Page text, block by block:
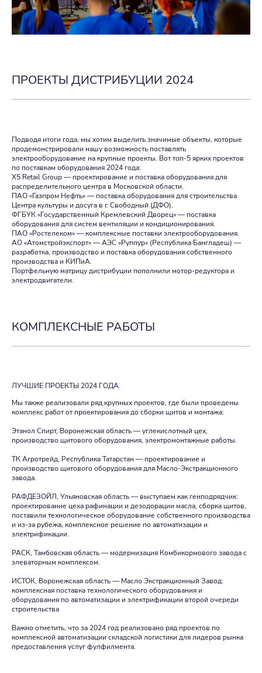
ПРОЕКТЫ ДИСТРИБУЦИИ 2024
Подводя итоги года, мы хотим выделить значимые объекты, которые
продемонстрировали нашу возможность поставлять
электрооборудование на крупные проекты. Вот топ-5 ярких проектов
по поставкам оборудования 2024 года:
X5 Retail Group — проектирование и поставка оборудования для
распределительного центра в Московской области.
ПАО «Газпром Нефть» — поставка оборудования для строительства
Центра культуры и досуга в г. Свободный (ДФО).
ФГБУК «Государственный Кремлевский Дворец» — поставка
оборудования для систем вентиляции и кондиционирования.
ПАО «Ростелеком» — комплексные поставки электрооборудования.
АО «Атомстройэкспорт» — АЭС «Руппур» (Республика Бангладеш) —
разработка, производство и поставка оборудования собственного
производства и КИПиА.
Портфельную матрицу дистрибуции пополнили мотор-редуктора и
электродвигатели.
КОМПЛЕКСНЫЕ РАБОТЫ
ЛУЧШИЕ ПРОЕКТЫ 2024 ГОДА
Мы также реализовали ряд крупных проектов, где были проведены
комплекс работ от проектирования до сборки щитов и монтажа:
Этанол Спирт, Воронежская область — углекислотный цех,
производство щитового оборудования, электромонтажные работы.
ТК Агротрейд, Республика Татарстан — проектирование и
производство щитового оборудования для Масло-Экстракционного
завода.
РАФДЕЗОЙЛ, Ульяновская область — выступаем как генподрядчик:
проектирование цеха рафинации и дезодорации масла, сборка щитов,
поставили технологическое оборудование собственного производства
и из-за рубежа, комплексное решение по автоматизации и
электрификации.
РАСК, Тамбовская область — модернизация Комбикормового завода с
элеваторным комплексом.
ИСТОК, Воронежская область — Масло Экстракционный Завод:
комплексная поставка технологического оборудования и
оборудования по автоматизации и электрификации второй очереди
строительства
Важно отметить, что за 2024 год реализовано ряд проектов по
комплексной автоматизации складской логистики для лидеров рынка
предоставления услуг фулфилмента.